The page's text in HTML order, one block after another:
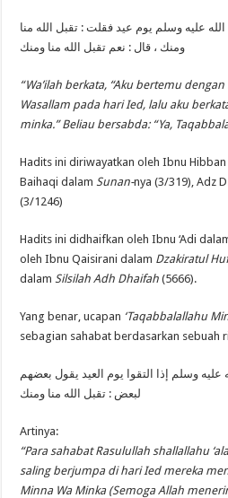
عليه وسلم يوم عيد فقلت : تقبل الله منا
ومنك ، قال : نعم تقبل الله منا ومنك
“Wa’ilah berkata, “Aku bertemu
Wasallam pada hari Ied, lalu aku
minka.” Beliau bersabda: “Ya,
Hadits ini diriwayatkan oleh Ibnu
Baihaqi dalam Sunan-nya (3/319), Adz
(3/1246)
Hadits ini didhaifkan oleh Ibnu ‘Adi
oleh Ibnu Qaisirani dalam Dzakiratul
dalam Silsilah Adh Dhaifah (5666).
Yang benar, ucapan ‘Taqabbalallahu
sebagian sahabat berdasarkan sebuah
وسلم إذا التقوا يوم العيد يقول بعضهم
لبعض : تقبل الله منا ومنك
Artinya:
“Para sahabat Rasulullah shallallahu
saling berjumpa di hari Ied mereka
Minna Wa Minka (Semoga Allah